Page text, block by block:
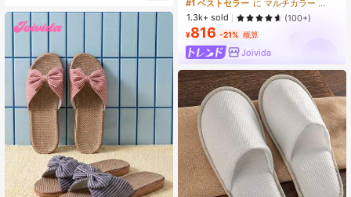
ー、ゲストルームに適しています。
軽量で柔らかいリネンスリッパ、ホ
ーム、ホテル、スパに適しています
#1 ベストセラー
に マルチカラー ホームスリッパ
1.3k+ sold
(100+)
¥816 -21% 概算
Joivida